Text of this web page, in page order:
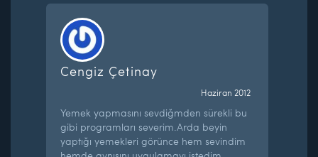
Cengiz Çetinay
Haziran 2012
Yemek yapmasını sevdiğmden sürekli bu
gibi programları severim.Arda beyin
yaptığı yemekleri görünce hem sevindim